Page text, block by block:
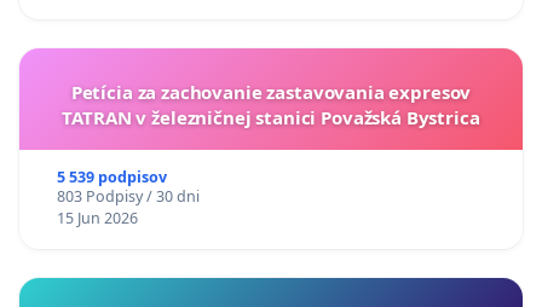
Petícia za zachovanie zastavovania expresov
TATRAN v železničnej stanici Považská Bystrica
5 539 podpisov
803 Podpisy / 30 dni
15 Jun 2026